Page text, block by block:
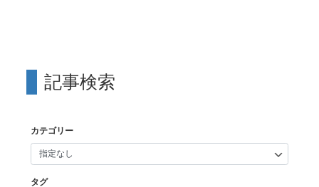
記事検索
カテゴリー
タグ